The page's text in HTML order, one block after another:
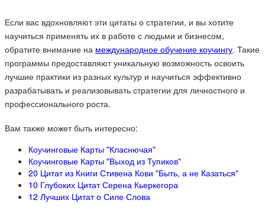
Если вас вдохновляют эти цитаты о стратегии, и вы хотите
научиться применять их в работе с людьми и бизнесом,
обратите внимание на международное обучение коучингу. Такие
программы предоставляют уникальную возможность освоить
лучшие практики из разных культур и научиться эффективно
разрабатывать и реализовывать стратегии для личностного и
профессионального роста.
Вам также может быть интересно:
Коучинговые Карты "Класнючая"
Коучинговые Карты "Выход из Тупиков"
20 Цитат из Книги Стивена Кови "Быть, а не Казаться"
10 Глубоких Цитат Серена Кьеркегора
12 Лучших Цитат о Силе Слова